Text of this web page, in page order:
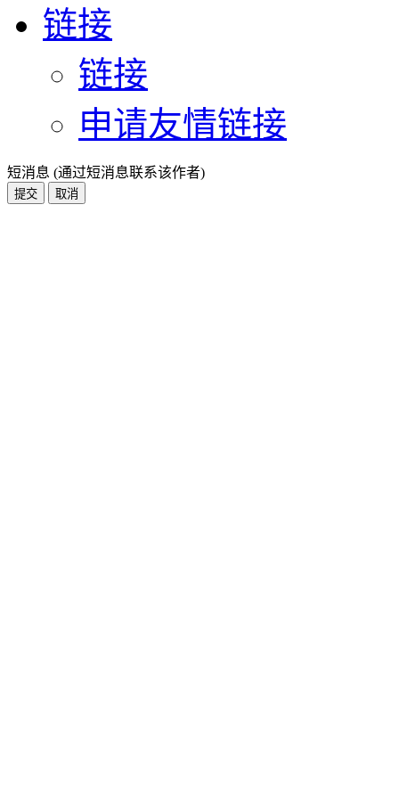
链接
链接
申请友情链接
短消息 (通过短消息联系该作者)